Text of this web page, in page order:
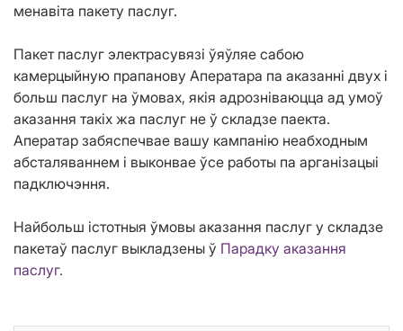
менавіта пакету паслуг.
Пакет паслуг электрасувязі ўяўляе сабою
камерцыйную прапанову Аператара па аказанні двух і
больш паслуг на ўмовах, якія адрозніваюцца ад умоў
аказання такіх жа паслуг не ў складзе паекта.
Аператар забяспечвае вашу кампанію неабходным
абсталяваннем і выконвае ўсе работы па арганізацыі
падключэння.
Найбольш істотныя ўмовы аказання паслуг у складзе
пакетаў паслуг выкладзены ў Парадку аказання
паслуг.